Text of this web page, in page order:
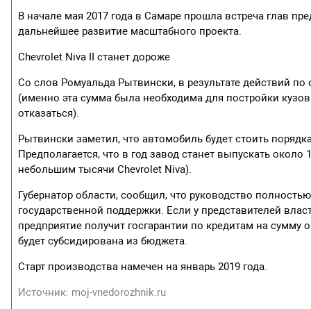
В начале мая 2017 года в Самаре прошла встреча глав
дальнейшее развитие масштабного проекта.
Chevrolet Niva II станет дороже
Со слов Ромуальда Рытвински, в результате действий
(именно эта сумма была необходима для постройки
отказаться).
Рытвински заметил, что автомобиль будет стоить
Предполагается, что в год завод станет выпускать
небольшим тысячи Chevrolet Niva).
Губернатор области, сообщил, что руководство
государственной поддержки. Если у представителей
предприятие получит госгарантии по кредитам на
будет субсидирована из бюджета.
Старт производства намечен на январь 2019 года.
Источник: moj-vnedorozhnik.ru